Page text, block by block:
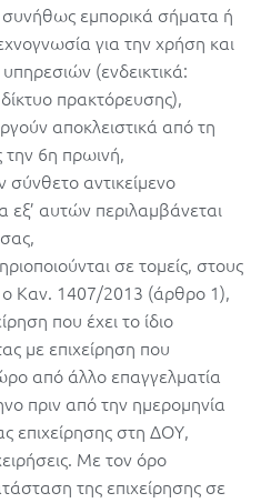
συνήθως εμπορικά σήματα ή
για την χρήση και
(ενδεικτικά:
πρακτόρευσης),
αποκλειστικά από τη
6η πρωινή,
σύνθετο αντικείμενο
εξ’ αυτών περιλαμβάνεται
σε τομείς, στους
ο Καν. 1407/2013 (άρθρο 1),
που έχει το ίδιο
με επιχείρηση που
από άλλο επαγγελματία
πριν από την ημερομηνία
επιχείρησης στη ΔOΥ,
Με τον όρο
της επιχείρησης σε